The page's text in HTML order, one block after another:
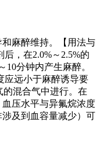
和麻醉维持。【用法与
，在2.0%～2.5%的
分钟内产生麻醉。
应远小于麻醉诱导要
的混合气中进行。在
压水平与异氟烷浓度
及到血容量减少）可